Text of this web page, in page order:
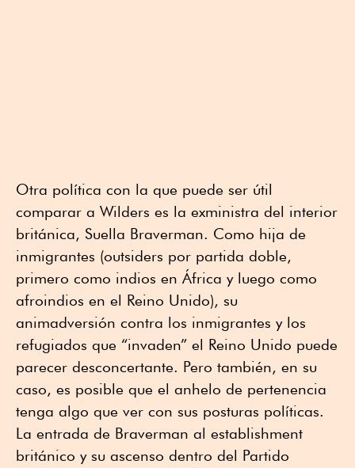
Otra política con la que puede ser útil
comparar a Wilders es la exministra del interior
británica, Suella Braverman. Como hija de
inmigrantes (outsiders por partida doble,
primero como indios en África y luego como
afroindios en el Reino Unido), su
animadversión contra los inmigrantes y los
refugiados que “invaden” el Reino Unido puede
parecer desconcertante. Pero también, en su
caso, es posible que el anhelo de pertenencia
tenga algo que ver con sus posturas políticas.
La entrada de Braverman al establishment
británico y su ascenso dentro del Partido